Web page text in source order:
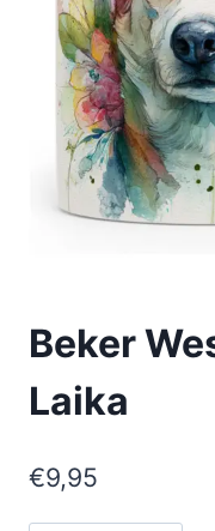
Beker
Laika
€9,95